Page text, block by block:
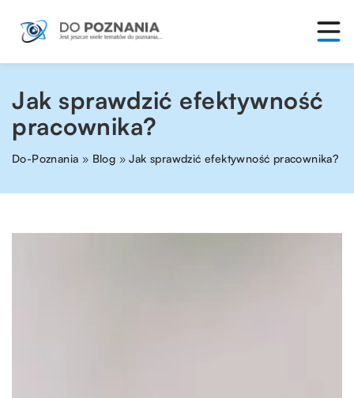
Jak sprawdzić efektywność
pracownika?
Do-Poznania » Blog »Jak sprawdzić efektywność pracownika?